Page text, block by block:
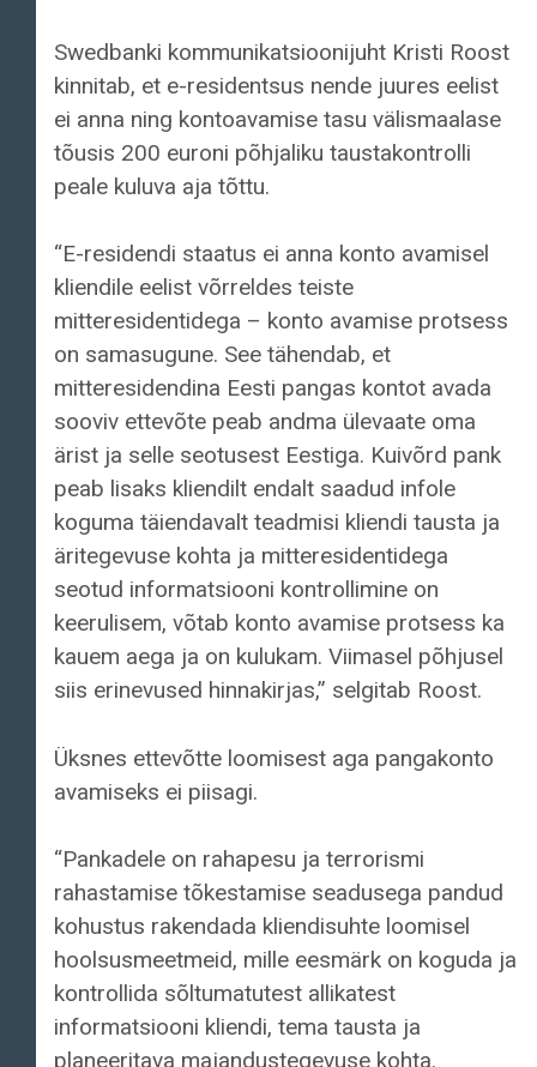
Swedbanki kommunikatsioonijuht Kristi Roost
kinnitab, et e-residentsus nende juures eelist
ei anna ning kontoavamise tasu välismaalase
tõusis 200 euroni põhjaliku taustakontrolli
peale kuluva aja tõttu.
“E-residendi staatus ei anna konto avamisel
kliendile eelist võrreldes teiste
mitteresidentidega – konto avamise protsess
on samasugune. See tähendab, et
mitteresidendina Eesti pangas kontot avada
sooviv ettevõte peab andma ülevaate oma
ärist ja selle seotusest Eestiga. Kuivõrd pank
peab lisaks kliendilt endalt saadud infole
koguma täiendavalt teadmisi kliendi tausta ja
äritegevuse kohta ja mitteresidentidega
seotud informatsiooni kontrollimine on
keerulisem, võtab konto avamise protsess ka
kauem aega ja on kulukam. Viimasel põhjusel
siis erinevused hinnakirjas,” selgitab Roost.
Üksnes ettevõtte loomisest aga pangakonto
avamiseks ei piisagi.
“Pankadele on rahapesu ja terrorismi
rahastamise tõkestamise seadusega pandud
kohustus rakendada kliendisuhte loomisel
hoolsusmeetmeid, mille eesmärk on koguda ja
kontrollida sõltumatutest allikatest
informatsiooni kliendi, tema tausta ja
planeeritava majandustegevuse kohta.